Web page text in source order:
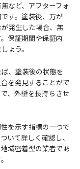
など、アフターフォ
す。塗装後、万が
発生した場合、無
保証期間や保証内
ょう。
、塗装後の状態を
を発見することがで
、外壁を長持ちさせ
を示す指標の一つで
いて詳しく確認し、
域密着型の業者であ